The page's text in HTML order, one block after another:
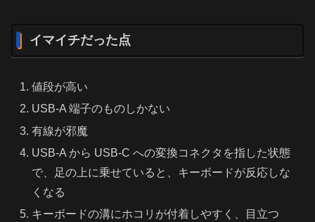
イマイチだった点
値段が高い
USB-A 端子のものしかない
有線が邪魔
USB-A から USB-C への変換コネクタを指した状態
で、足の上に乗せていると、キーボードが反応しな
くなる
キーボードの溝にホコリが付着しやすく、目立つ